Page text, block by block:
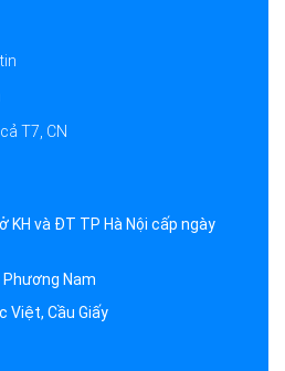
T7, CN
KH và ĐT TP Hà Nội cấp ngày
Nam
Việt, Cầu Giấy